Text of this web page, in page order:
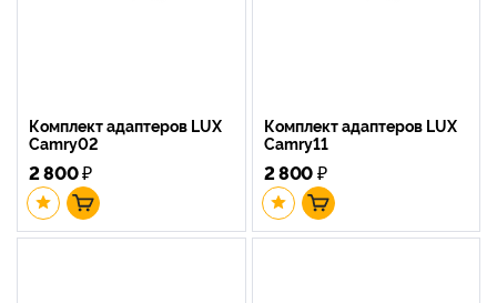
Комплект адаптеров LUX
Camry02
2 800₽
Комплект адаптеров LUX
Camry11
2 800₽